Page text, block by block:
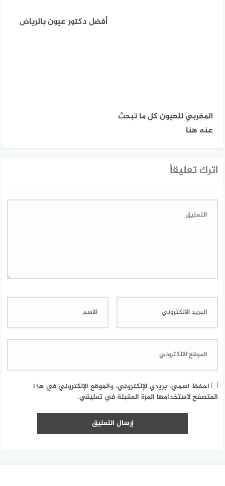
أفضل دكتور عيون بالرياض
المغربي للعيون كل ما تبحث
عنه هنا
اترك تعليقاً
احفظ اسمي، بريدي الإلكتروني، والموقع الإلكتروني في هذا
المتصفح لاستخدامها المرة المقبلة في تعليقي.